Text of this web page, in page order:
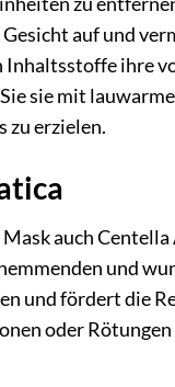
auf und
Inhaltsstoffe ihre
sie mit
zu erzielen.
auch
und
und fördert die
oder